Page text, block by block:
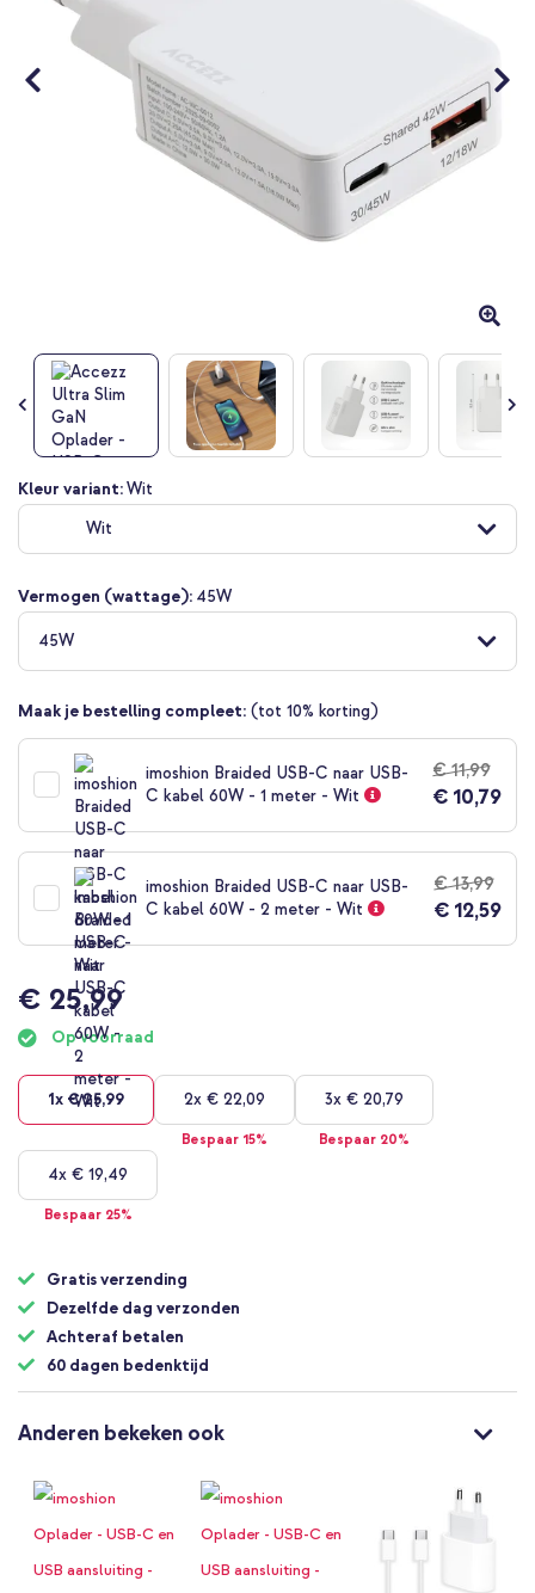
Ga
naar
begin
de
afbeeldingen-
gallerij
Kleur variant:Wit
Wit
Vermogen (wattage): 45W
45W
Maak je bestelling compleet: (tot 10% korting)
imoshion Braided USB-C naar USB-
C kabel 60W - 1 meter - Wit
€ 11,99
€ 10,79
imoshion Braided USB-C naar USB-
C kabel 60W - 2 meter - Wit
€ 13,99
€ 12,59
€ 25,99
Op voorraad
1x € 25,99 2x € 22,09
Bespaar 15%
3x € 20,79
Bespaar 20%
4x € 19,49
Bespaar 25%
Gratis verzending
Dezelfde dag verzonden
Achteraf betalen
60 dagen bedenktijd
Anderen bekeken ook